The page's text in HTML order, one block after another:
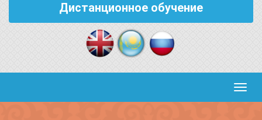
Дистанционное обучение